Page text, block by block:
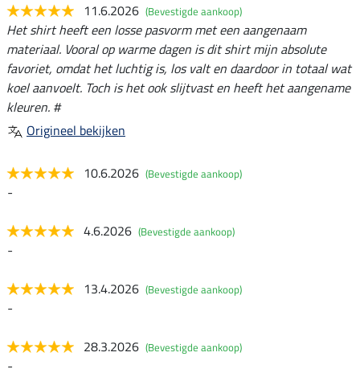
11.6.2026 (Bevestigde aankoop)
Het shirt heeft een losse pasvorm met een aangenaam
materiaal. Vooral op warme dagen is dit shirt mijn absolute
favoriet, omdat het luchtig is, los valt en daardoor in totaal wat
koel aanvoelt. Toch is het ook slijtvast en heeft het aangename
kleuren. #
Origineel bekijken
10.6.2026 (Bevestigde aankoop)
-
4.6.2026 (Bevestigde aankoop)
-
13.4.2026 (Bevestigde aankoop)
-
28.3.2026 (Bevestigde aankoop)
-